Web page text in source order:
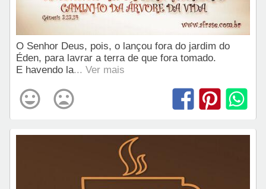
O Senhor Deus, pois, o lançou fora do jardim do
Éden, para lavrar a terra de que fora tomado.
E havendo la... Ver mais